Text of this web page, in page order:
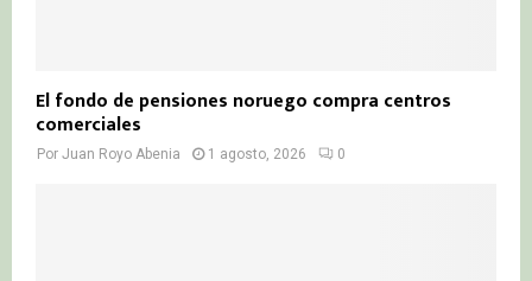
El fondo de pensiones noruego compra centros
comerciales
Por Juan Royo Abenia 1 agosto, 2026 0